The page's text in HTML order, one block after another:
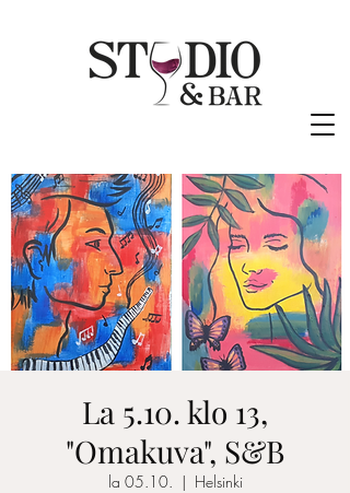
La 5.10. klo 13,
"Omakuva", S&B
la 05.10.
  |
Helsinki